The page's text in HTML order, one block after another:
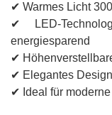
✔ Warmes Licht
✔ LED-
energiesparend
✔
✔ Elegantes
✔ Ideal für